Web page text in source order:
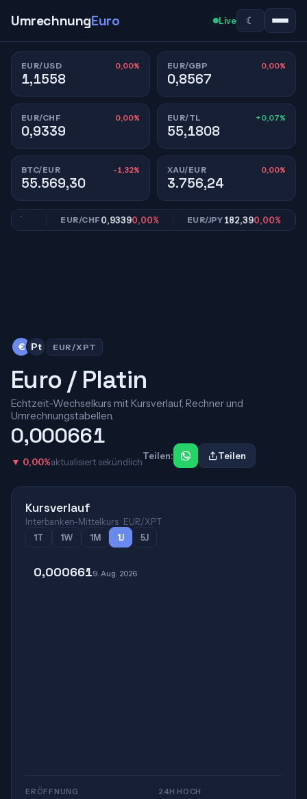
UmrechnungEuro Live ☾
EUR/USD 0,00%
1,1558
EUR/GBP 0,00%
0,8567
EUR/CHF 0,00%
0,9339
EUR/TL +0,07%
55,1808
BTC/EUR -1,32%
55.569,30
XAU/EUR 0,00%
3.756,24
EUR/CHF0,93390,00% EUR/JPY182,390,00%
€ Pt EUR/XPT
Euro / Platin
Echtzeit-Wechselkurs mit Kursverlauf, Rechner und
Umrechnungstabellen.
0,000661
▼ 0,00%aktualisiert sekündlich
Teilen: Teilen
Kursverlauf
Interbanken-Mittelkurs · EUR/XPT
1T
1W 1M 1J 5J
0,0006619. Aug. 2026
ERÖFFNUNG 24H HOCH